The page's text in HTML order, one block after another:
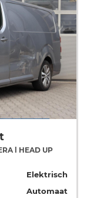
l HEAD UP
Elektrisch
Automaat